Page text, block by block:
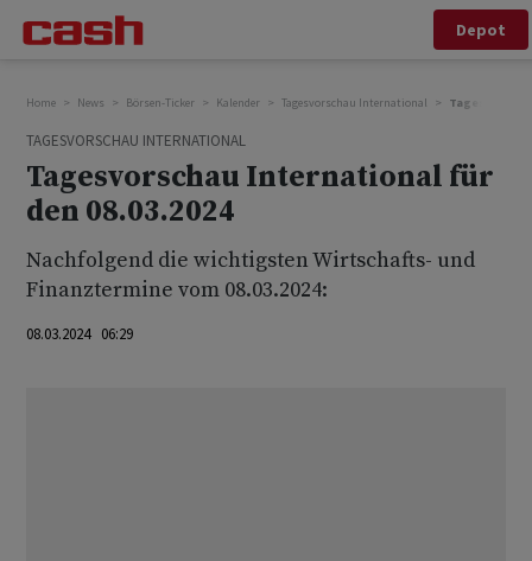
Depot
Home News Börsen-Ticker Kalender Tagesvorschau International
TAGESVORSCHAU INTERNATIONAL
Tagesvorschau International für
den 08.03.2024
Nachfolgend die wichtigsten Wirtschafts- und
Finanztermine vom 08.03.2024:
08.03.2024 06:29